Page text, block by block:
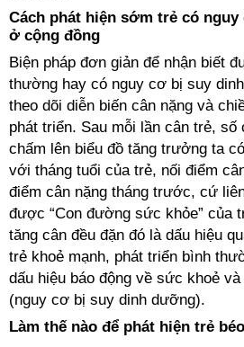
Cách phát hiện sớm trẻ có
ở cộng đồng
Biện pháp đơn giản để nhận biết
thường hay có nguy cơ bị suy
theo dõi diễn biến cân nặng và
phát triển. Sau mỗi lần cân trẻ, số
chấm lên biểu đồ tăng trưởng ta
với tháng tuổi của trẻ, nối điểm
điểm cân nặng tháng trước, cứ
được “Con đường sức khỏe” của
tăng cân đều đặn đó là dấu hiệu
trẻ khoẻ mạnh, phát triển bình
dấu hiệu báo động về sức khoẻ
(nguy cơ bị suy dinh dưỡng).
Làm thế nào để phát hiện trẻ